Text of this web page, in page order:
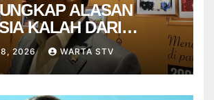
ALASAN
KALAH DARI
8, 2026 WARTA STV